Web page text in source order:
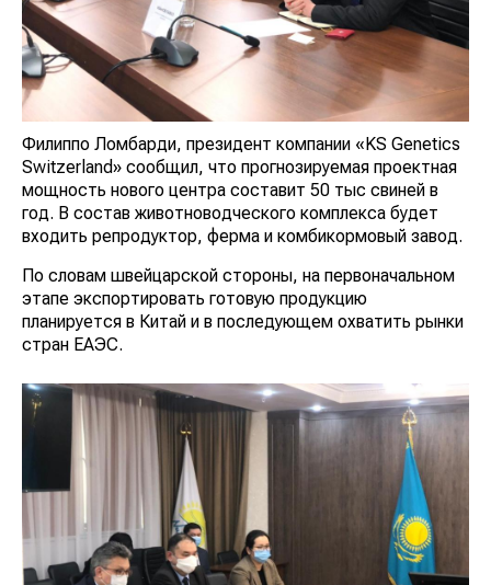
Филиппо Ломбарди, президент компании «KS Genetics
Switzerland» сообщил, что прогнозируемая проектная
мощность нового центра составит 50 тыс свиней в
год. В состав животноводческого комплекса будет
входить репродуктор, ферма и комбикормовый завод.
По словам швейцарской стороны, на первоначальном
этапе экспортировать готовую продукцию
планируется в Китай и в последующем охватить рынки
стран ЕАЭС.